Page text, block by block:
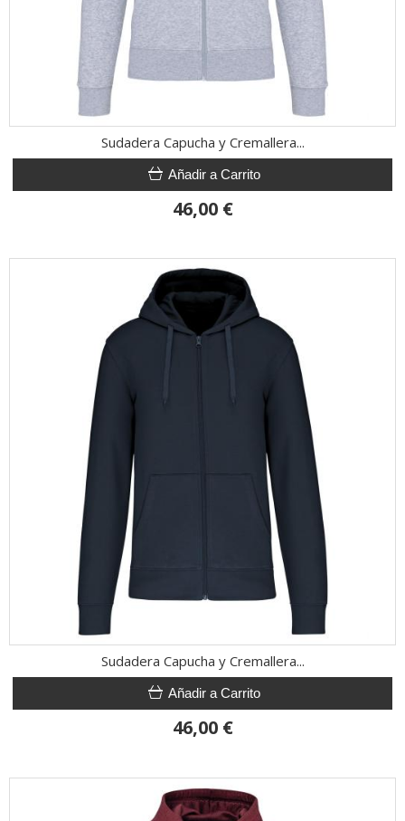
Sudadera Capucha y Cremallera...
Añadir a Carrito
46,00 €
Sudadera Capucha y Cremallera...
Añadir a Carrito
46,00 €